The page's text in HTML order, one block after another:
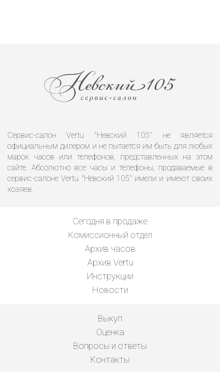
Сервис-салон Vertu "Невский 105" не является
официальным дилером и не пытается им быть для любых
марок часов или телефонов, представленных на этом
сайте. Абсолютно все часы и телефоны, продаваемые в
сервис-салоне Vertu "Невский 105" имели и имеют своих
хозяев.
Сегодня в продаже
Комиссионный отдел
Архив часов
Архив Vertu
Инструкции
Новости
Выкуп
Оценка
Вопросы и ответы
Контакты